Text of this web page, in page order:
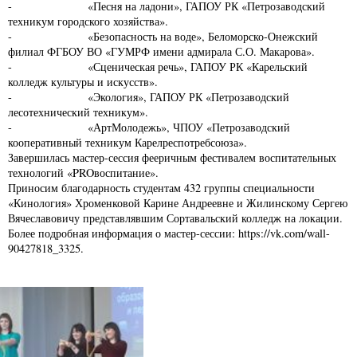
- «Песня на ладони», ГАПОУ РК «Петрозаводский
техникум городского хозяйства».
- «Безопасность на воде», Беломорско-Онежский
филиал ФГБОУ ВО «ГУМРФ имени адмирала С.О. Макарова».
- «Сценическая речь», ГАПОУ РК «Карельский
колледж культуры и искусств».
- «Экология», ГАПОУ РК «Петрозаводский
лесотехнический техникум».
- «АртМолодежь», ЧПОУ «Петрозаводский
кооперативный техникум Карелреспотребсоюза».
Завершилась мастер-сессия фееричным фестивалем воспитательных
технологий «PROвоспитание».
Приносим благодарность студентам 432 группы специальности
«Кинология» Хроменковой Карине Андреевне и Жилинскому Сергею
Вячеславовичу представлявшим Сортавальский колледж на локации.
Более подробная информация о мастер-сессии: https://vk.com/wall-
90427818_3325.